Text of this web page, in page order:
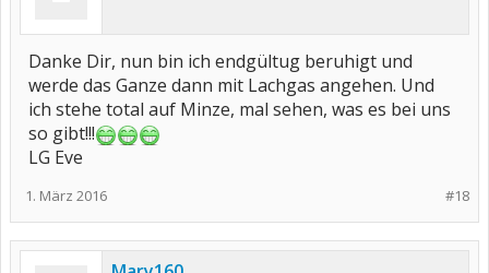
Danke Dir, nun bin ich endgültug beruhigt und
werde das Ganze dann mit Lachgas angehen. Und
ich stehe total auf Minze, mal sehen, was es bei uns
so gibt!!!
LG Eve
#18
1. März 2016